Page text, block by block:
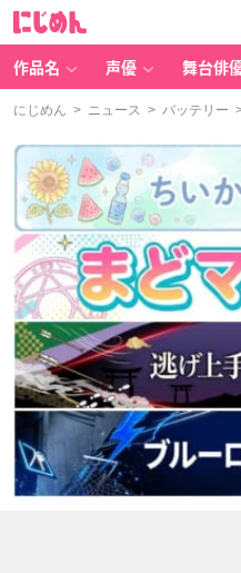
作品名 声優 舞台俳
にじめん > ニュース > バッテリー